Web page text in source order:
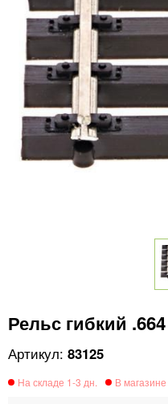
Рельс гибкий
83125